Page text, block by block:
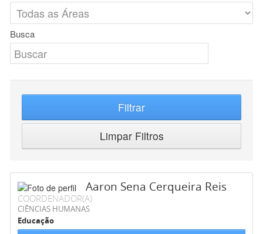
Busca
Filtrar
Limpar Filtros
Aaron Sena Cerqueira Reis
COORDENADOR(A)
CIÊNCIAS HUMANAS
Educação